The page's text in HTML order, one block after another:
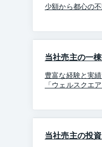
少額から都心の
当社売主の一
豊富な経験と実
「ウェルスクエア
当社売主の投